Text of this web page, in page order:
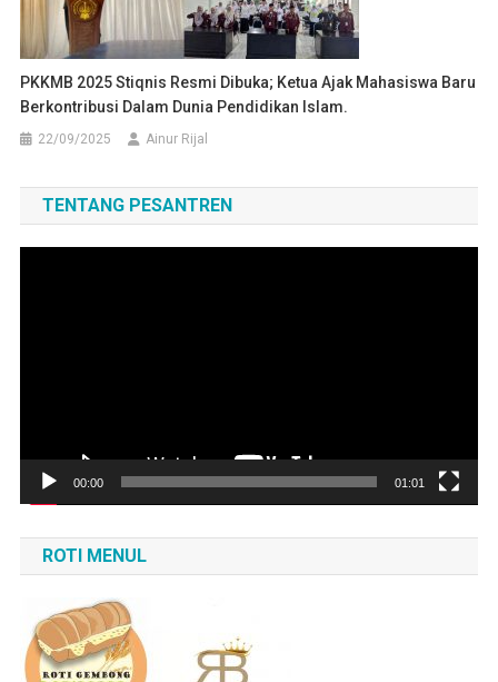
PKKMB 2025 Stiqnis Resmi Dibuka; Ketua Ajak Mahasiswa Baru
Berkontribusi Dalam Dunia Pendidikan Islam.
22/09/2025 Ainur Rijal
TENTANG PESANTREN
00:00 01:01
ROTI MENUL